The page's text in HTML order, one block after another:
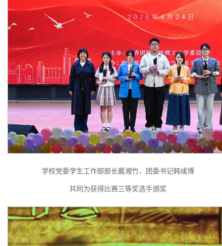
学校党委学生工作部部长戴湘竹、团委书记韩彧博
共同为获得比赛三等奖选手颁奖